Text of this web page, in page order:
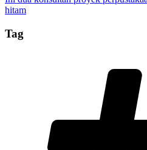
hitam
Tag